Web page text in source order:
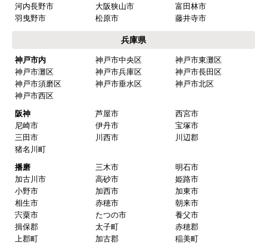
河内長野市
大阪狭山市
富田林市
羽曳野市
松原市 藤井寺市
兵庫県
神戸市内 神戸市中央区
神戸市東灘区
神戸市灘区
神戸市兵庫区
神戸市長田区
神戸市須磨区
神戸市垂水区
神戸市北区
神戸市西区
阪神
芦屋市
西宮市
尼崎市
伊丹市
宝塚市
三田市
川西市
川辺郡
猪名川町
播磨
三木市
明石市
加古川市
高砂市
姫路市
小野市
加西市
加東市
相生市
赤穂市
朝来市
宍粟市
たつの市
養父市
揖保郡
太子町
赤穂郡
上郡町
加古郡
稲美町